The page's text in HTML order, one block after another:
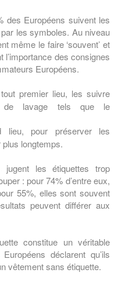
des Européens suivent les
les symboles. Au niveau
même le faire ‘souvent’ et
l’importance des consignes
Européens.
premier lieu, les suivre
de lavage tels que le
lieu, pour préserver les
longtemps.
jugent les étiquettes trop
: pour 74% d’entre eux,
55%, elles sont souvent
peuvent différer aux
constitue un véritable
déclarent qu’ils
vêtement sans étiquette.